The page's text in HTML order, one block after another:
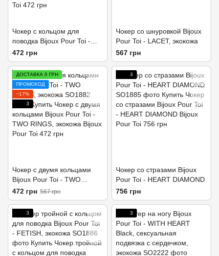
Чокер с кольцом для
поводка Bijoux Pour Toi -
FETISH Black, экокожа
472 грн
Чокер со шнуровкой Bijoux
Pour Toi - LACET, экокожа
567 грн
ДОСТАВКА 0 ГРН
ПРОМОКОД
−17%
3
Чокер с двумя кольцами
Bijoux Pour Toi - TWO
RINGS, экокожа
472 грн 567 грн
3
Чокер со стразами Bijoux
Pour Toi - HEART DIAMOND
756 грн
3 3